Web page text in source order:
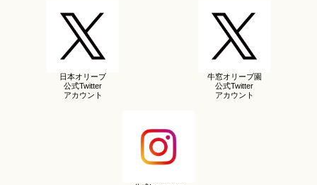
日本オリーブ
公式Twitter
アカウント
牛窓オリーブ園
公式Twitter
アカウント